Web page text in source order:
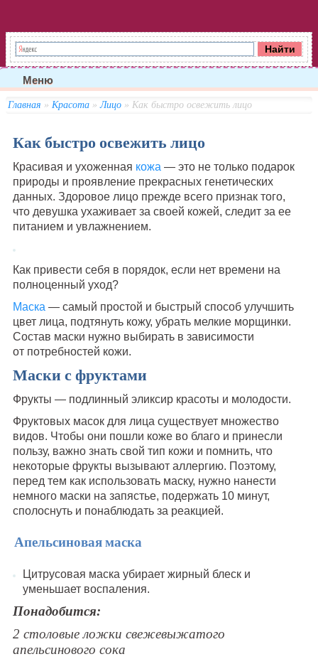
Меню
Главная » Красота»Лицо» Как быстро освежить лицо
Как быстро освежить лицо
Красивая и ухоженная кожа — это не только подарок
природы и проявление прекрасных генетических
данных. Здоровое лицо прежде всего признак того,
что девушка ухаживает за своей кожей, следит за ее
питанием и увлажнением.
Как привести себя в порядок, если нет времени на
полноценный уход?
Маска — самый простой и быстрый способ улучшить
цвет лица, подтянуть кожу, убрать мелкие морщинки.
Состав маски нужно выбирать в зависимости
от потребностей кожи.
Маски с фруктами
Фрукты — подлинный эликсир красоты и молодости.
Фруктовых масок для лица существует множество
видов. Чтобы они пошли коже во благо и принесли
пользу, важно знать свой тип кожи и помнить, что
некоторые фрукты вызывают аллергию. Поэтому,
перед тем как использовать маску, нужно нанести
немного маски на запястье, подержать 10 минут,
сполоснуть и понаблюдать за реакцией.
Апельсиновая маска
Цитрусовая маска убирает жирный блеск и
уменьшает воспаления.
Понадобится:
2 столовые ложки свежевыжатого
апельсинового сока